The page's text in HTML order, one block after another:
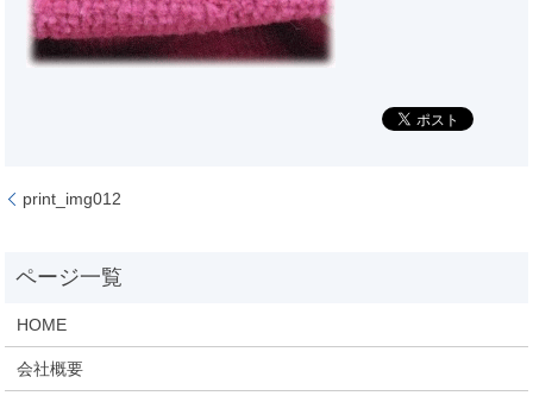
print_img012
HOME
会社概要